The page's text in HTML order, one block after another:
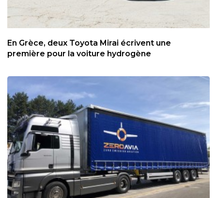
En Grèce, deux Toyota Mirai écrivent une
première pour la voiture hydrogène